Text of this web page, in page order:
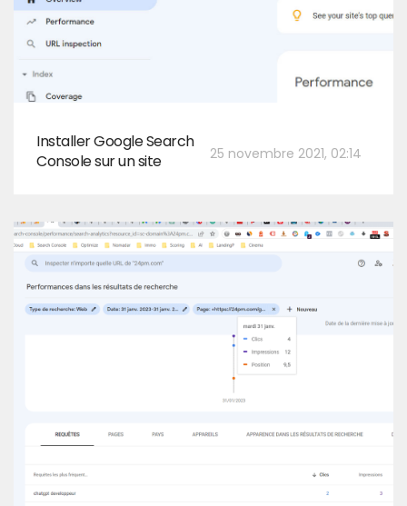
25 novembre 2021, 02:14
Installer Google Search
Console sur un site